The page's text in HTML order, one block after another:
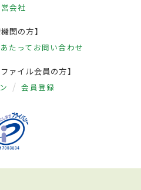
会社
機関の方】
たって お問い合わせ
ァイル会員の方】
会員登録